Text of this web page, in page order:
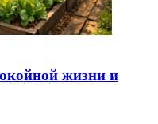
жизни и